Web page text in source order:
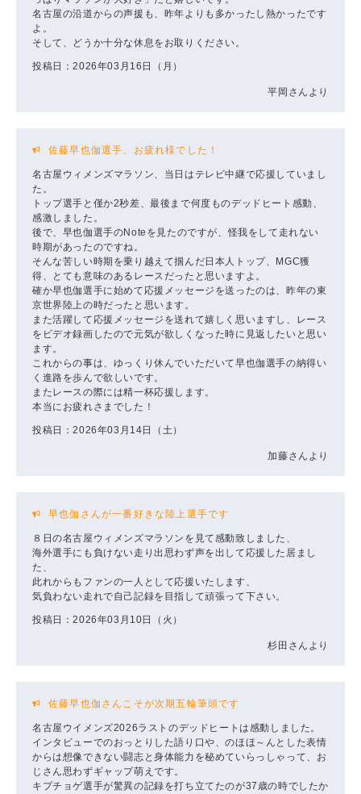
名古屋の沿道からの声援も、昨年よりも多かったし熱かったです
よ。
そして、どうか十分な休息をお取りください。
投稿日：2026年03月16日（月）
平岡さんより
佐藤早也伽選手、お疲れ様でした！
名古屋ウィメンズマラソン、当日はテレビ中継で応援していまし
た。
トップ選手と僅か2秒差、最後まで何度ものデッドヒート感動、
感激しました。
後で、早也伽選手のNoteを見たのですが、怪我をして走れない
時期があったのですね。
そんな苦しい時期を乗り越えて掴んだ日本人トップ、MGC獲
得、とても意味のあるレースだったと思いますよ。
確か早也伽選手に始めて応援メッセージを送ったのは、昨年の東
京世界陸上の時だったと思います。
また活躍して応援メッセージを送れて嬉しく思いますし、レース
をビデオ録画したので元気が欲しくなった時に見返したいと思い
ます。
これからの事は、ゆっくり休んでいただいて早也伽選手の納得い
く進路を歩んで欲しいです。
またレースの際には精一杯応援します。
本当にお疲れさまでした！
投稿日：2026年03月14日（土）
加藤さんより
早也伽さんが一番好きな陸上選手です
８日の名古屋ウィメンズマラソンを見て感動致しました、
海外選手にも負けない走り出思わず声を出して応援した居まし
た、
此れからもファンの一人として応援いたします、
気負わない走れで自己記録を目指して頑張って下さい。
投稿日：2026年03月10日（火）
杉田さんより
佐藤早也伽さんこそが次期五輪筆頭です
名古屋ウイメンズ2026ラストのデッドヒートは感動しました。
インタビューでのおっとりした語り口や、のほほ～んとした表情
からは想像できない闘志と身体能力を秘めていらっしゃって、お
じさん思わずギャップ萌えです。
キプチョゲ選手が驚異の記録を打ち立てたのが37歳の時でしたか